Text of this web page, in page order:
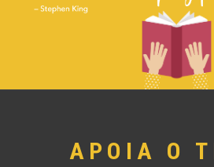
APOIA O